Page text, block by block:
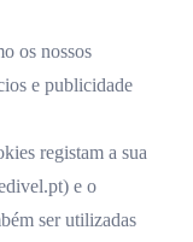
os nossos
e publicidade
registam a sua
e o
ser utilizadas